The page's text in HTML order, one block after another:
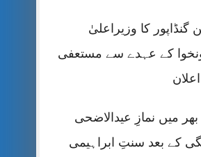
گنڈاپور کا وزیراعلیٰ
کے عہدے سے مستعفی
بھر میں نمازِ عیدالاضحی
کے بعد سنتِ ابراہیمی